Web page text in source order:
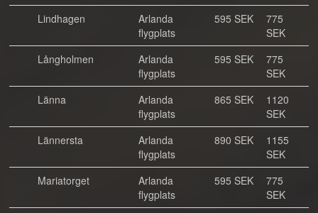
Lindhagen
Arlanda
flygplats
595 SEK
775
SEK
Långholmen
Arlanda
flygplats
595 SEK
775
SEK
Länna
Arlanda
flygplats
865 SEK
1120
SEK
Lännersta
Arlanda
flygplats
890 SEK
1155
SEK
Mariatorget
Arlanda
flygplats
595 SEK
775
SEK